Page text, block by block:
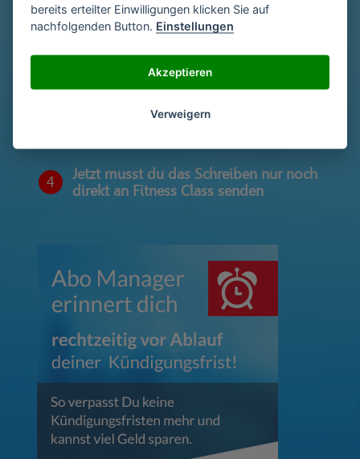
2
Gib deinen Namen und deine Adresse
ein
Unterschriebe das Schreiben mit deinem
Namen oder lade eine Unterschrift hoch
4
Jetzt musst du das Schreiben nur noch
direkt an Fitness Class senden
bereits erteilter Einwilligungen klicken Sie auf
nachfolgenden Button. Einstellungen
Akzeptieren
Verweigern